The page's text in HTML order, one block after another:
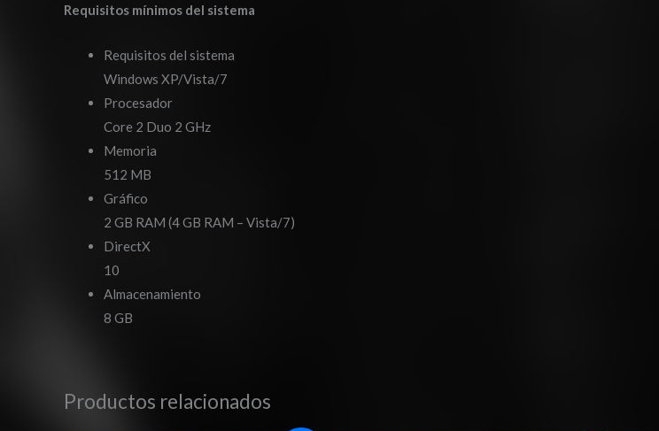
Requisitos mínimos del sistema
Requisitos del sistema
Windows XP/Vista/7
Procesador
Core 2 Duo 2 GHz
Memoria
512 MB
Gráfico
2 GB RAM (4 GB RAM – Vista/7)
DirectX
10
Almacenamiento
8 GB
Productos relacionados